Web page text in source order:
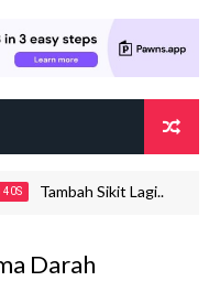
Tambah Sikit Lagi..
Darah